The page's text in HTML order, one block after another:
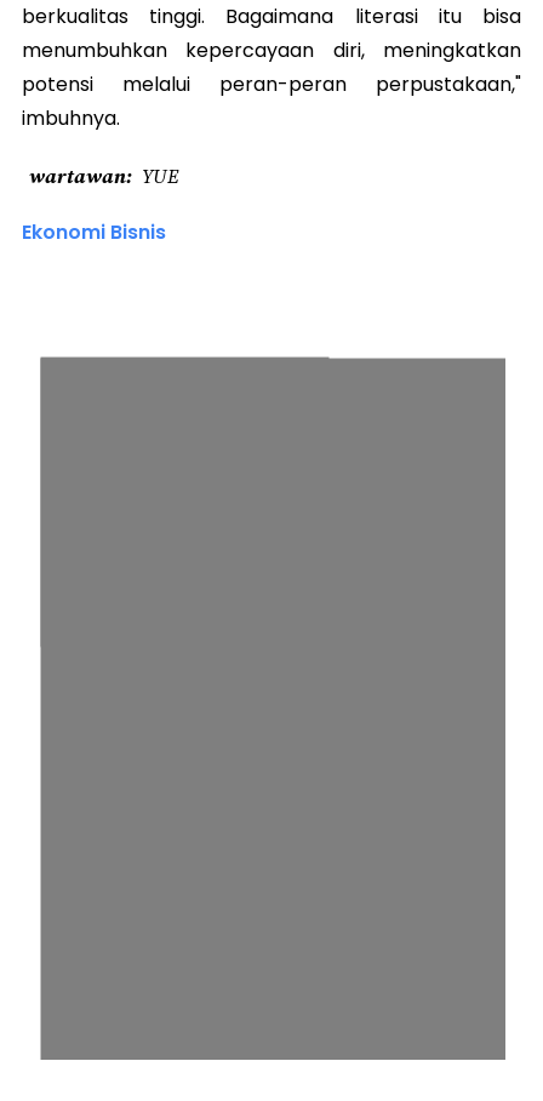
berkualitas tinggi. Bagaimana literasi itu bisa
menumbuhkan kepercayaan diri, meningkatkan
potensi melalui peran-peran perpustakaan,"
imbuhnya.
wartawan YUE
Ekonomi Bisnis